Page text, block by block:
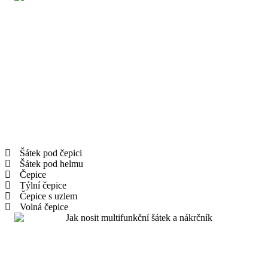
Šátek pod čepici
Šátek pod helmu
Čepice
Týlní čepice
Čepice s uzlem
Volná čepice